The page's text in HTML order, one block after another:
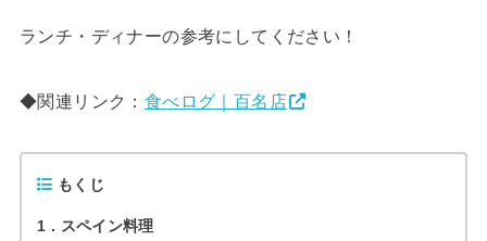
ランチ・ディナーの参考にしてください！
◆関連リンク： 食べログ｜百名店
もくじ
1 スペイン料理